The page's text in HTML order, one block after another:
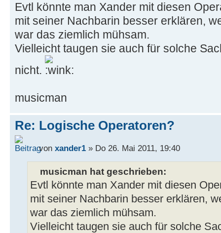
Evtl könnte man Xander mit diesen
mit seiner Nachbarin besser erklären,
war das ziemlich mühsam.
Vielleicht taugen sie auch für solche
nicht.
musicman
Re: Logische Operatoren?
von xander1 » Do 26. Mai 2011, 19:40
musicman hat geschrieben:
Evtl könnte man Xander mit diesen
mit seiner Nachbarin besser erklären,
war das ziemlich mühsam.
Vielleicht taugen sie auch für solche